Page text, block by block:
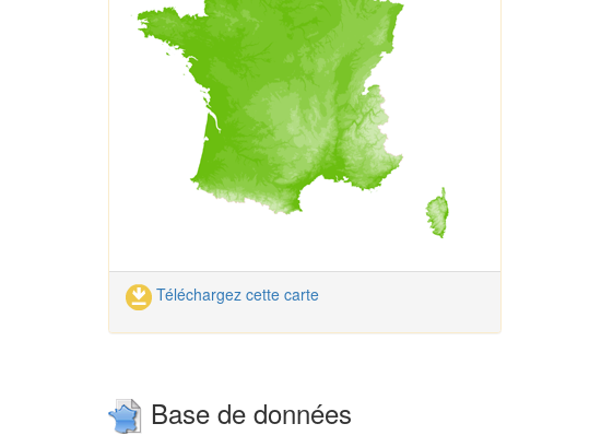
Téléchargez cette carte
Base de données